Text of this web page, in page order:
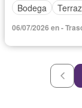
Bodega
06/07/2026 en -